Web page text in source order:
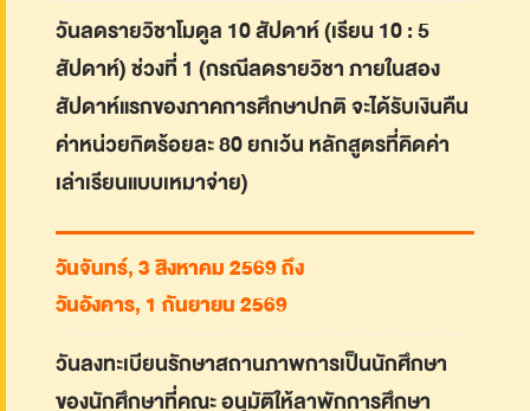
วันลดรายวิชาโมดูล 10 สัปดาห์ (เรียน 10 : 5
สัปดาห์) ช่วงที่ 1 (กรณีลดรายวิชา ภายในสอง
สัปดาห์แรกของภาคการศึกษาปกติ จะได้รับเงินคืน
ค่าหน่วยกิตร้อยละ 80 ยกเว้น หลักสูตรที่คิดค่า
เล่าเรียนแบบเหมาจ่าย)
วันจันทร์, 3 สิงหาคม 2569 ถึง
วันอังคาร, 1 กันยายน 2569
วันลงทะเบียนรักษาสถานภาพการเป็นนักศึกษา
ของนักศึกษาที่คณะ อนุมัติให้ลาพักการศึกษา